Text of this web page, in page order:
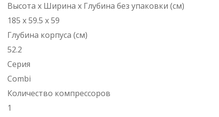
Высота х Ширина х Глубина без упаковки (см)
185 х 59.5 х 59
Глубина корпуса (см)
52.2
Серия
Combi
Количество компрессоров
1